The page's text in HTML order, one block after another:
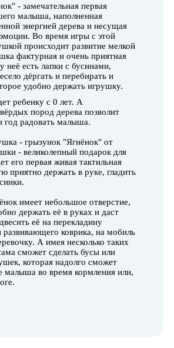
- замечательная первая
малыша, наполненная
энергией дерева и несущая
Во время игры с этой
происходит развитие мелкой
фактурная и очень приятная
неё есть лапки с бусинами,
дёргать и перебирать и
удобно держать игрушку.
ребенку с 0 лет. А
пород дерева позволит
год радовать малыша.
- грызунок "Ягнёнок" от
- великолепный подарок для
его первая живая тактильная
приятно держать в руке, гладить
имеет небольшое отверстие,
держать её в руках и даст
её на перекладину
развивающего коврика, на мобиль
А имея несколько таких
сможет сделать бусы или
которая надолго сможет
малыша во время кормления или,